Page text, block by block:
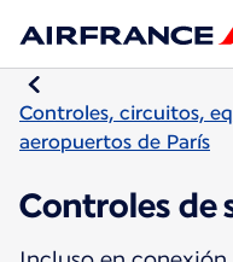
Controles, circuitos,
aeropuertos de París
Controles de